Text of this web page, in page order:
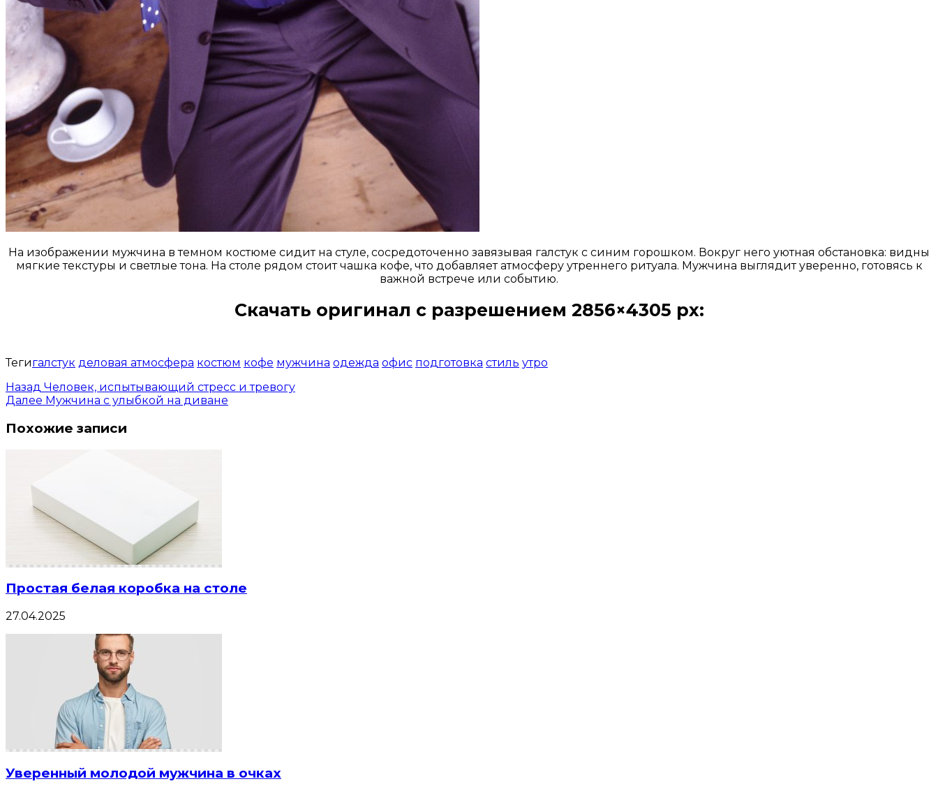
На изображении мужчина в темном костюме сидит на стуле, сосредоточенно завязывая галстук с синим горошком. Вокруг него уютная обстановка: видны
мягкие текстуры и светлые тона. На столе рядом стоит чашка кофе, что добавляет атмосферу утреннего ритуала. Мужчина выглядит уверенно, готовясь к
важной встрече или событию.
Скачать оригинал с разрешением 2856×4305 px:
Тегигалстук деловая атмосфера костюм кофе мужчина одежда офис подготовка стиль утро
Назад Человек, испытывающий стресс и тревогу
Далее Мужчина с улыбкой на диване
Похожие записи
Простая белая коробка на столе
27.04.2025
Уверенный молодой мужчина в очках